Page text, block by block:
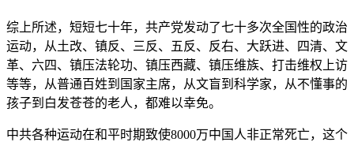
综上所述，短短七十年，共产党发动了七十多次全国性的政治
运动，从土改、镇反、三反、五反、反右、大跃进、四清、文
革、六四、镇压法轮功、镇压西藏、镇压维族、打击维权上访
等等，从普通百姓到国家主席，从文盲到科学家，从不懂事的
孩子到白发苍苍的老人，都难以幸免。
中共各种运动在和平时期致使8000万中国人非正常死亡，这个